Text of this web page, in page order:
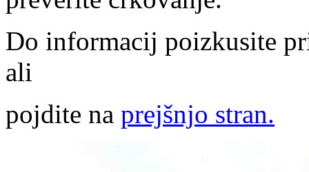
Do informacij poizkusite
ali
pojdite na prejšnjo stran.